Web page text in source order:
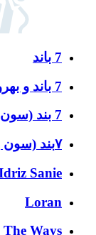
7 باند
7 باند و بهروز صفاریان
7 بند (سون بند)
۷بند (سون بند)
Sanie
Loran
The Ways